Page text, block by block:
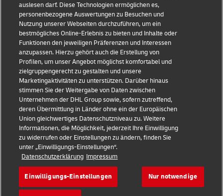
Cookie-Einstellungen
Folgen Sie uns
2026 © - all rights reserved
auslesen darf. Diese Technologien ermöglichen es,
personenbezogene Auswertungen zu Besuchen und
Nutzung unserer Webseiten durchzuführen, um ein
bestmögliches Online-Erlebnis zu bieten und Inhalte oder
Funktionen den jeweiligen Präferenzen und Interessen
anzupassen. Hierzu gehört auch die Erstellung von
Profilen, um unser Angebot möglichst komfortabel und
zielgruppengerecht zu gestalten und unsere
Marketingaktivitäten zu unterstützen. Darüber hinaus
stimmen Sie der Weitergabe von Daten zwischen
Unternehmen der DHL Group sowie, sofern zutreffend,
deren Übermittlung in Länder ohne ein der Europäischen
Union gleichwertiges Datenschutzniveau zu. Weitere
Informationen, die Möglichkeit, jederzeit Ihre Einwilligung
zu widerrufen oder Einstellungen zu ändern, finden Sie
unter „Einwilligungs-Einstellungen“.
Datenschutzerklärung Impressum
Einwilligungs-Einstellungen Nur notwendige